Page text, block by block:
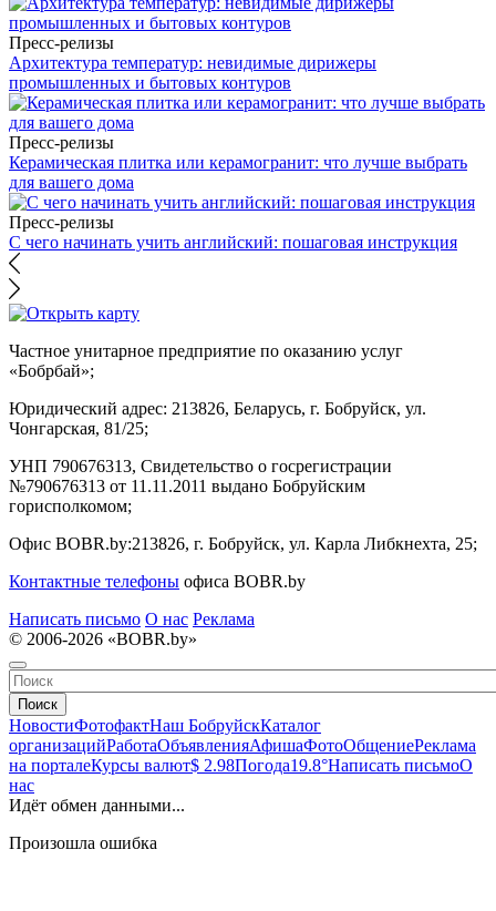
Пресс-релизы
Архитектура температур: невидимые дирижеры
промышленных и бытовых контуров
Пресс-релизы
Керамическая плитка или керамогранит: что лучше выбрать
для вашего дома
Пресс-релизы
С чего начинать учить английский: пошаговая инструкция
Частное унитарное предприятие по оказанию услуг
«Бобрбай»;
Юридический адрес: 213826, Беларусь, г. Бобруйск, ул.
Чонгарская, 81/25;
УНП 790676313, Свидетельство о госрегистрации
№790676313 от 11.11.2011 выдано Бобруйским
горисполкомом;
Офис BOBR.by:213826, г. Бобруйск, ул. Карла Либкнехта, 25;
Контактные телефоны офиса BOBR.by
Написать письмо О нас Реклама
© 2006-2026 «BOBR.by»
Поиск
НовостиФотофактНаш БобруйскКаталог
организацийРаботаОбъявленияАфишаФотоОбщениеРеклама
на порталеКурсы валют$ 2.98Погода19.8°Написать письмоО
нас
Идёт обмен данными...
Произошла ошибка